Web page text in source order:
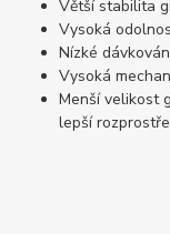
Větší stabilita
Vysoká
Nízké
Vysoká
Menší velikost
lepší